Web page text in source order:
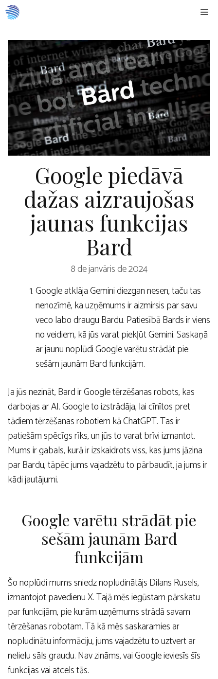
Doties
uz
Google piedāvā
dažas aizraujošas
jaunas funkcijas
Bard
8 de janvāris de 2024
Google atklāja Gemini diezgan nesen, taču tas
nenozīmē, ka uzņēmums ir aizmirsis par savu
veco labo draugu Bardu. Patiesībā Bards ir viens
no veidiem, kā jūs varat piekļūt Gemini. Saskaņā
ar jaunu noplūdi Google varētu strādāt pie
sešām jaunām Bard funkcijām.
Ja jūs nezināt, Bard ir Google tērzēšanas robots, kas
darbojas ar AI. Google to izstrādāja, lai cīnītos pret
tādiem tērzēšanas robotiem kā ChatGPT. Tas ir
patiešām spēcīgs rīks, un jūs to varat brīvi izmantot.
Mums ir gabals, kurā ir izskaidrots viss, kas jums jāzina
par Bardu, tāpēc jums vajadzētu to pārbaudīt, ja jums ir
kādi jautājumi.
Google varētu strādāt pie
sešām jaunām Bard
funkcijām
Šo noplūdi mums sniedz nopludinātājs Dilans Rusels,
izmantojot pavedienu X. Tajā mēs iegūstam pārskatu
par funkcijām, pie kurām uzņēmums strādā savam
tērzēšanas robotam. Tā kā mēs saskaramies ar
nopludinātu informāciju, jums vajadzētu to uztvert ar
nelielu sāls graudu. Nav zināms, vai Google ieviesīs šīs
funkcijas vai atcels tās.